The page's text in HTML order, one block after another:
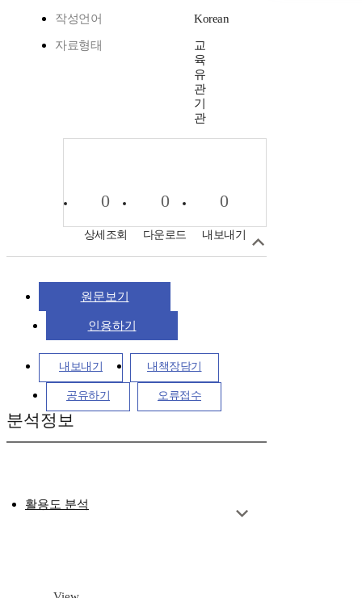
작성언어 Korean
자료형태
교
육
유
관
기
관
0
상세조회
0
다운로드
0
내보내기
원문보기
인용하기
내보내기 내책장담기
공유하기 오류접수
분석정보
활용도 분석